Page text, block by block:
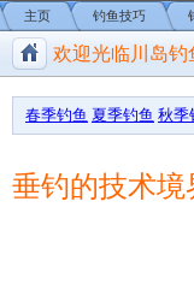
欢迎光临川岛钓
主页 钓鱼技巧
春季钓鱼 夏季钓鱼 秋季
垂钓的技术境